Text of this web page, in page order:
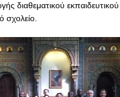
διαθεματικού
σχολείο.